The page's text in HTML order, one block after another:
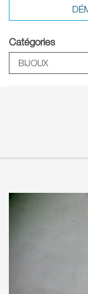
Catégories